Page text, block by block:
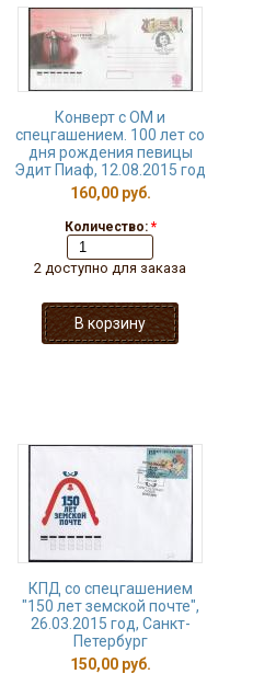
Конверт с ОМ и
спецгашением. 100 лет со
дня рождения певицы
Эдит Пиаф, 12.08.2015 год
160,00 руб.
Количество: *
2 доступно для заказа
КПД со спецгашением
"150 лет земской почте",
26.03.2015 год, Санкт-
Петербург
150,00 руб.